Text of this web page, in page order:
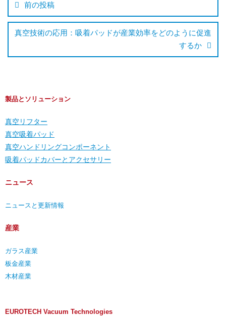
前の投稿
真空技術の応用：吸着パッドが産業効率をどのように促進
するか
製品とソリューション
真空リフター
真空吸着パッド
真空ハンドリングコンポーネント
吸着パッドカバーとアクセサリー
ニュース
ニュースと更新情報
産業
ガラス産業
板金産業
木材産業
EUROTECH Vacuum Technologies